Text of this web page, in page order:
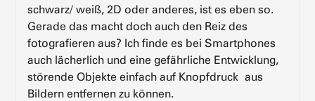
schwarz/ weiß, 2D oder anderes, ist es eben so.
Gerade das macht doch auch den Reiz des
fotografieren aus? Ich finde es bei Smartphones
auch lächerlich und eine gefährliche Entwicklung,
störende Objekte einfach auf Knopfdruck aus
Bildern entfernen zu können.